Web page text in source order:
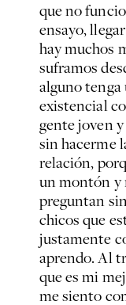
que no
ensayo,
hay muchos
suframos
alguno
existencial
gente joven
sin hacerme
relación,
un montón y
preguntan
chicos que
justamente
aprendo. Al
que es mi
me siento